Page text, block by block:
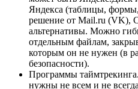
Яндекса (таблицы,
решение от Mail.ru (VK),
альтернативы. Можно
отдельным файлам,
которым он не нужен (в
безопасности).
Программы
нужны не всем и не